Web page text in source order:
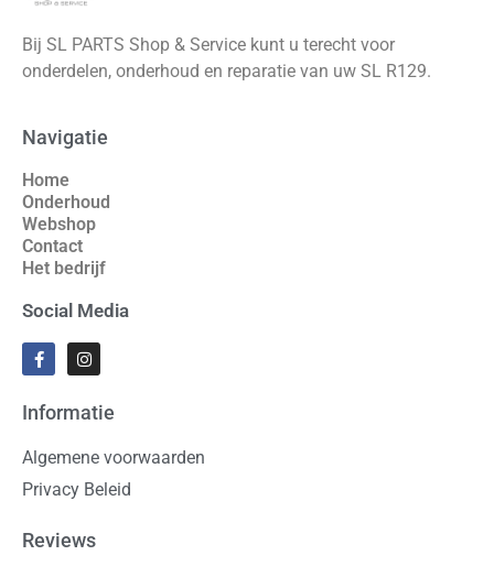
Bij SL PARTS Shop & Service kunt u terecht voor
onderdelen, onderhoud en reparatie van uw SL R129.
Navigatie
Home
Onderhoud
Webshop
Contact
Het bedrijf
Social Media
Informatie
Algemene voorwaarden
Privacy Beleid
Reviews